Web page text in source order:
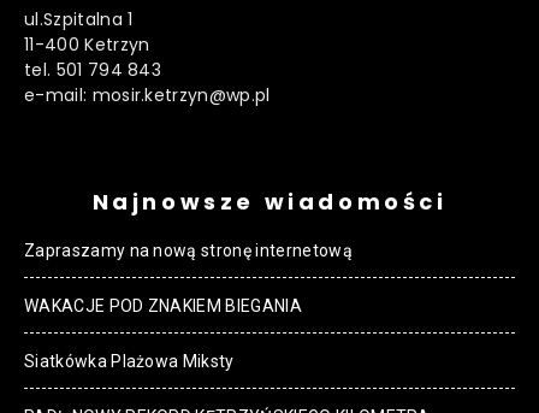
ul.Szpitalna 1
11-400 Ketrzyn
tel. 501 794 843
e-mail: mosir.ketrzyn@wp.pl
Najnowsze wiadomości
Zapraszamy na nową stronę internetową
WAKACJE POD ZNAKIEM BIEGANIA
Siatkówka Plażowa Miksty